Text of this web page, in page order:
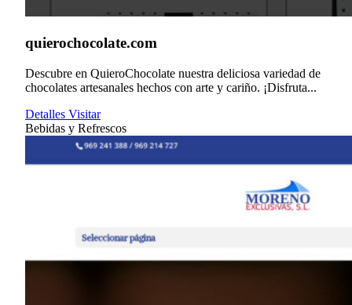
quierochocolate.com
Descubre en QuieroChocolate nuestra deliciosa variedad de
chocolates artesanales hechos con arte y cariño. ¡Disfruta...
Detalles Visitar
Bebidas y Refrescos